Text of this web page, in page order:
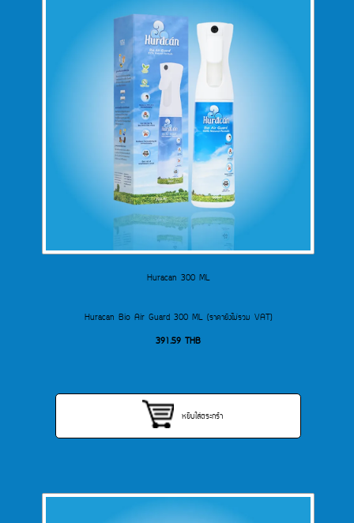
Huracan 300 ML
Huracan Bio Air Guard 300 ML (ราคายังไม่รวม VAT)
391.59 THB
หยิบใส่ตระกร้า